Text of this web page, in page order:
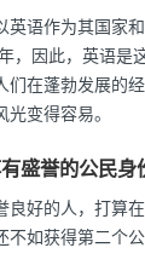
英语作为其国家
，因此，英语是
们在蓬勃发展的
变得容易。
盛誉的公民身
良好的人，打算
如获得第二个公